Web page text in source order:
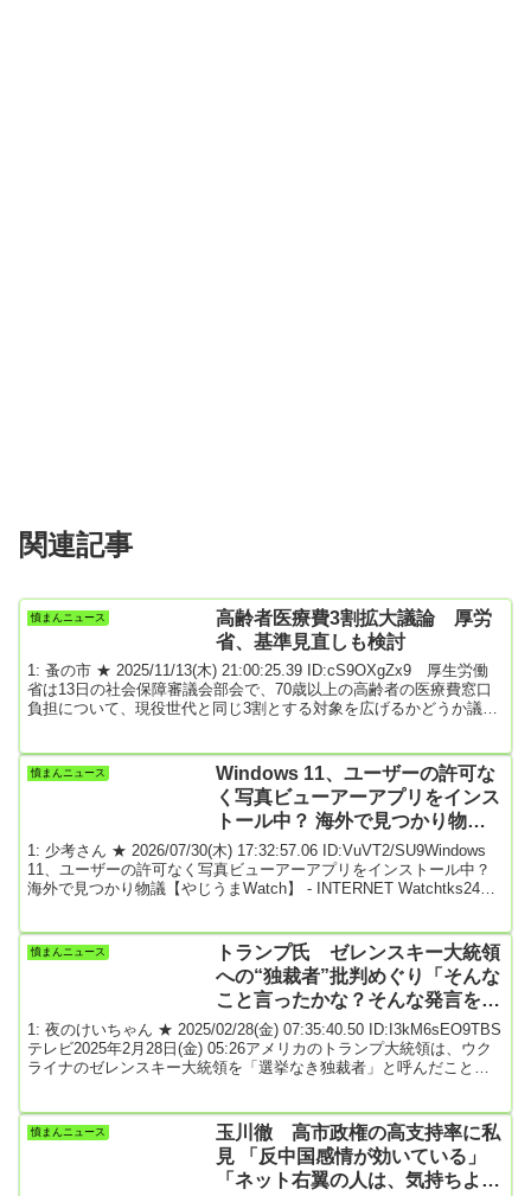
関連記事
憤まんニュース
高齢者医療費3割拡大議論 厚労
省、基準見直しも検討
1: 蚤の市 ★ 2025/11/13(木) 21:00:25.39 ID:cS9OXgZx9 厚生労働
省は13日の社会保障審議会部会で、70歳以上の高齢者の医療費窓口
負担について、現役世代と同じ3割とする対象を広げるかどうか議論
年齢ではなく支払い能力に応じた負担の実現で合意しており、現役
世代の負担軽減が焦点になる。現在の窓口負担は70～74歳が原則2
憤まんニュース
Windows 11、ユーザーの許可な
く写真ビューアーアプリをインス
トール中？ 海外で見つかり物
議 OneDrive Photos
1: 少考さん ★ 2026/07/30(木) 17:32:57.06 ID:VuVT2/SU9Windows
11、ユーザーの許可なく写真ビューアーアプリをインストール中？
海外で見つかり物議【やじうまWatch】 - INTERNET Watchtks24
中心に広まっている。このアプリは「OneDrive Photos」という名
で、Windows 1...
憤まんニュース
トランプ氏 ゼレンスキー大統領
への“独裁者”批判めぐり「そんな
こと言ったかな？そんな発言をし
たとは信じられない」
1: 夜のけいちゃん ★ 2025/02/28(金) 07:35:40.50 ID:I3kM6sEO9TBS
テレビ2025年2月28日(金) 05:26アメリカのトランプ大統領は、ウク
ライナのゼレンスキー大統領を「選挙なき独裁者」と呼んだことに
大統領が『独裁者』だと考えますか？）そんなこと言ったかな？私
がそんな発言をしたなんて信じられない」トランプ大統領は27日、
憤まんニュース
玉川徹 高市政権の高支持率に私
見 「反中国感情が効いている」
「ネット右翼の人は、気持ちよく